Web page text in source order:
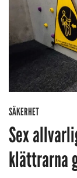
SÄKERHET
Sex
klättrarna